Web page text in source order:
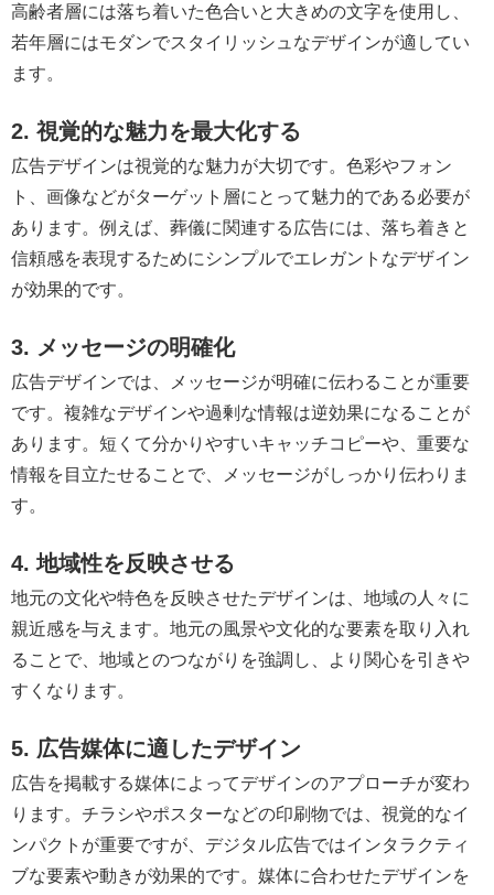
高齢者層には落ち着いた色合いと大きめの文字を使用し、
若年層にはモダンでスタイリッシュなデザインが適してい
ます。
2. 視覚的な魅力を最大化する
広告デザインは視覚的な魅力が大切です。色彩やフォン
ト、画像などがターゲット層にとって魅力的である必要が
あります。例えば、葬儀に関連する広告には、落ち着きと
信頼感を表現するためにシンプルでエレガントなデザイン
が効果的です。
3. メッセージの明確化
広告デザインでは、メッセージが明確に伝わることが重要
です。複雑なデザインや過剰な情報は逆効果になることが
あります。短くて分かりやすいキャッチコピーや、重要な
情報を目立たせることで、メッセージがしっかり伝わりま
す。
4. 地域性を反映させる
地元の文化や特色を反映させたデザインは、地域の人々に
親近感を与えます。地元の風景や文化的な要素を取り入れ
ることで、地域とのつながりを強調し、より関心を引きや
すくなります。
5. 広告媒体に適したデザイン
広告を掲載する媒体によってデザインのアプローチが変わ
ります。チラシやポスターなどの印刷物では、視覚的なイ
ンパクトが重要ですが、デジタル広告ではインタラクティ
ブな要素や動きが効果的です。媒体に合わせたデザインを